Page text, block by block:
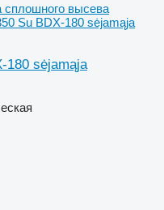
сплошного высева
Su BDX-180 sėjamąja
180 sėjamąja